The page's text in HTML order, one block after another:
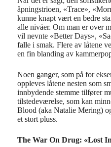
åpningstrioen, «Trace»,
kunne knapt vært en bedre
alle nivåer. Om man er over
vil nevnte «Better Days»,
falle i smak. Flere av låtene
en fin blanding av
Noen ganger, som på for
oppleves låtene nesten som
innbydende stemme tilfører
tilstedeværelse, som kan
Blood (aka Natalie Mering)
et stort pluss.
The War On Drug: «Lost